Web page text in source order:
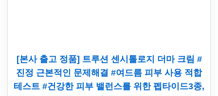
[본사 출고 정품] 트루션 센시톨로지 더마 크림 #
진정 근본적인 문제해결 #여드름 피부 사용 적합
테스트 #건강한 피부 밸런스를 위한 펩타이드3종,